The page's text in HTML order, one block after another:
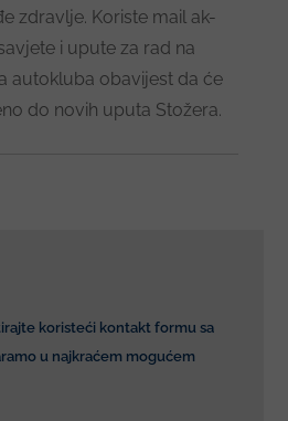
zdravlje. Koriste mail ak-
i upute za rad na
autokluba obavijest da će
do novih uputa Stožera.
koristeći kontakt formu sa
u najkraćem mogućem